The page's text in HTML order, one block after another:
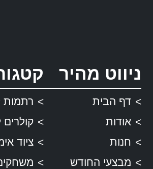
ניווט מהיר
דף הבית
אודות
חנות
מבצעי החודש
רתמות
ציוד